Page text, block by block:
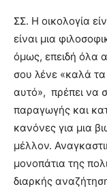
ΣΣ. Η οικολογία
είναι μια
όμως, επειδή όλα
σου λένε «καλά
αυτό», πρέπει να
παραγωγής και
κανόνες για μια
μέλλον.
μονοπάτια της
διαρκής